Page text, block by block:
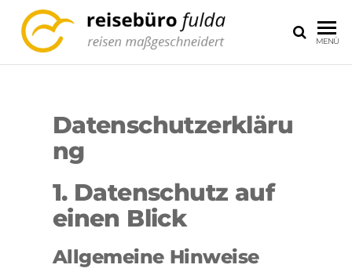
FULDA
MENÜ
Datenschutzerkläru
ng
1. Datenschutz auf
einen Blick
Allgemeine Hinweise